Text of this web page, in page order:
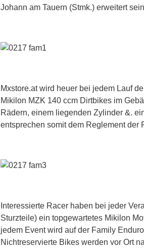
Johann am Tauern (Stmk.) erweitert
Mxstore.at wird heuer bei jedem Lauf
Mikilon MZK 140 ccm Dirtbikes im
Rädern, einem liegenden Zylinder &.
entsprechen somit dem Reglement der
Interessierte Racer haben bei jeder
Sturzteile) ein topgewartetes Mikilon
jedem Event wird auf der Family
Nichtreservierte Bikes werden vor Ort